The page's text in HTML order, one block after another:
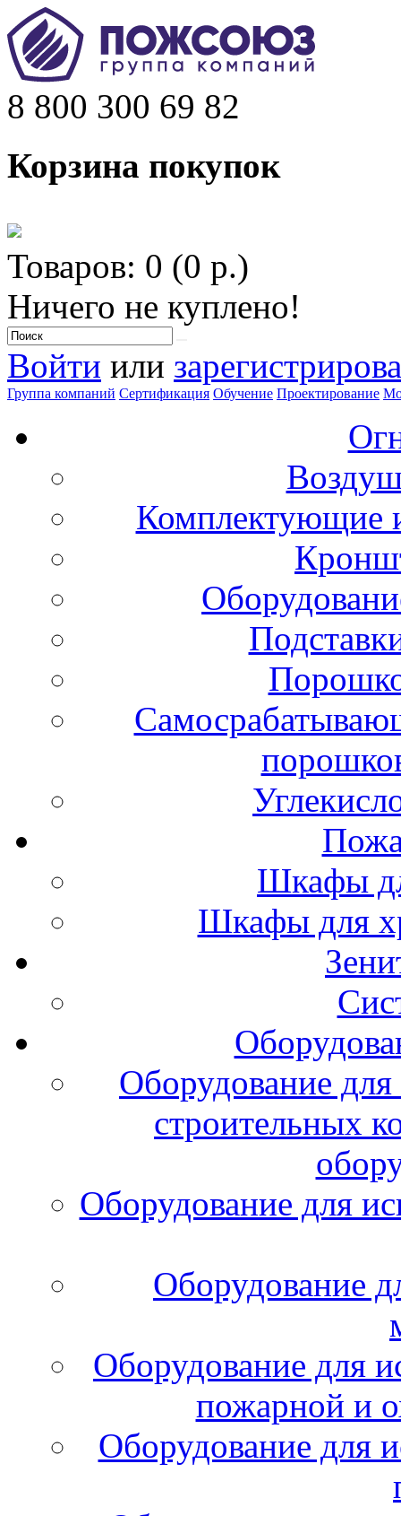
8 800 300 69 82
Корзина покупок
Товаров: 0 (0 р.)
Ничего не куплено!
Войти или
Группа компаний Сертификация Обучение Проектирование
Комплектующие
Шкафы
Шкафы для
Оборудование
строительных
Оборудование для
Оборудование
Оборудование для
пожарной и
Оборудование для